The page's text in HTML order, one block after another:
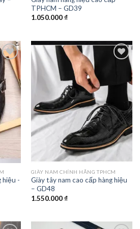
TPHCM – GD39
1.050.000₫
to
hiệu -
₫.
Add to
wishlist
GIÀY NAM CHÍNH HÃNG TPHCM
Giày tây nam cao cấp hàng hiệu
– GD48
1.550.000₫